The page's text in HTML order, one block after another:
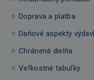
Doprava a platba
Daňové aspekty
Chránená dielňa
Veľkostné tabuľky